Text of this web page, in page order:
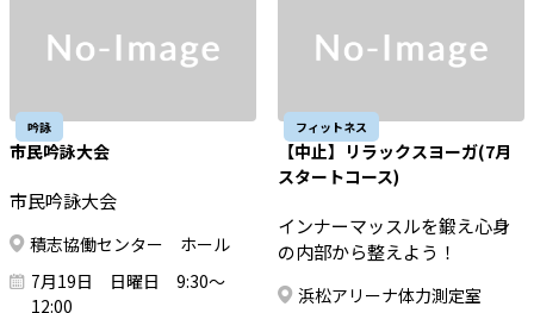
吟詠
市民吟詠大会
市民吟詠大会
積志協働センター ホール
7月19日 日曜日 9:30～
12:00
フィットネス
【中止】リラックスヨーガ(7月
スタートコース)
インナーマッスルを鍛え心身
の内部から整えよう！
浜松アリーナ体力測定室